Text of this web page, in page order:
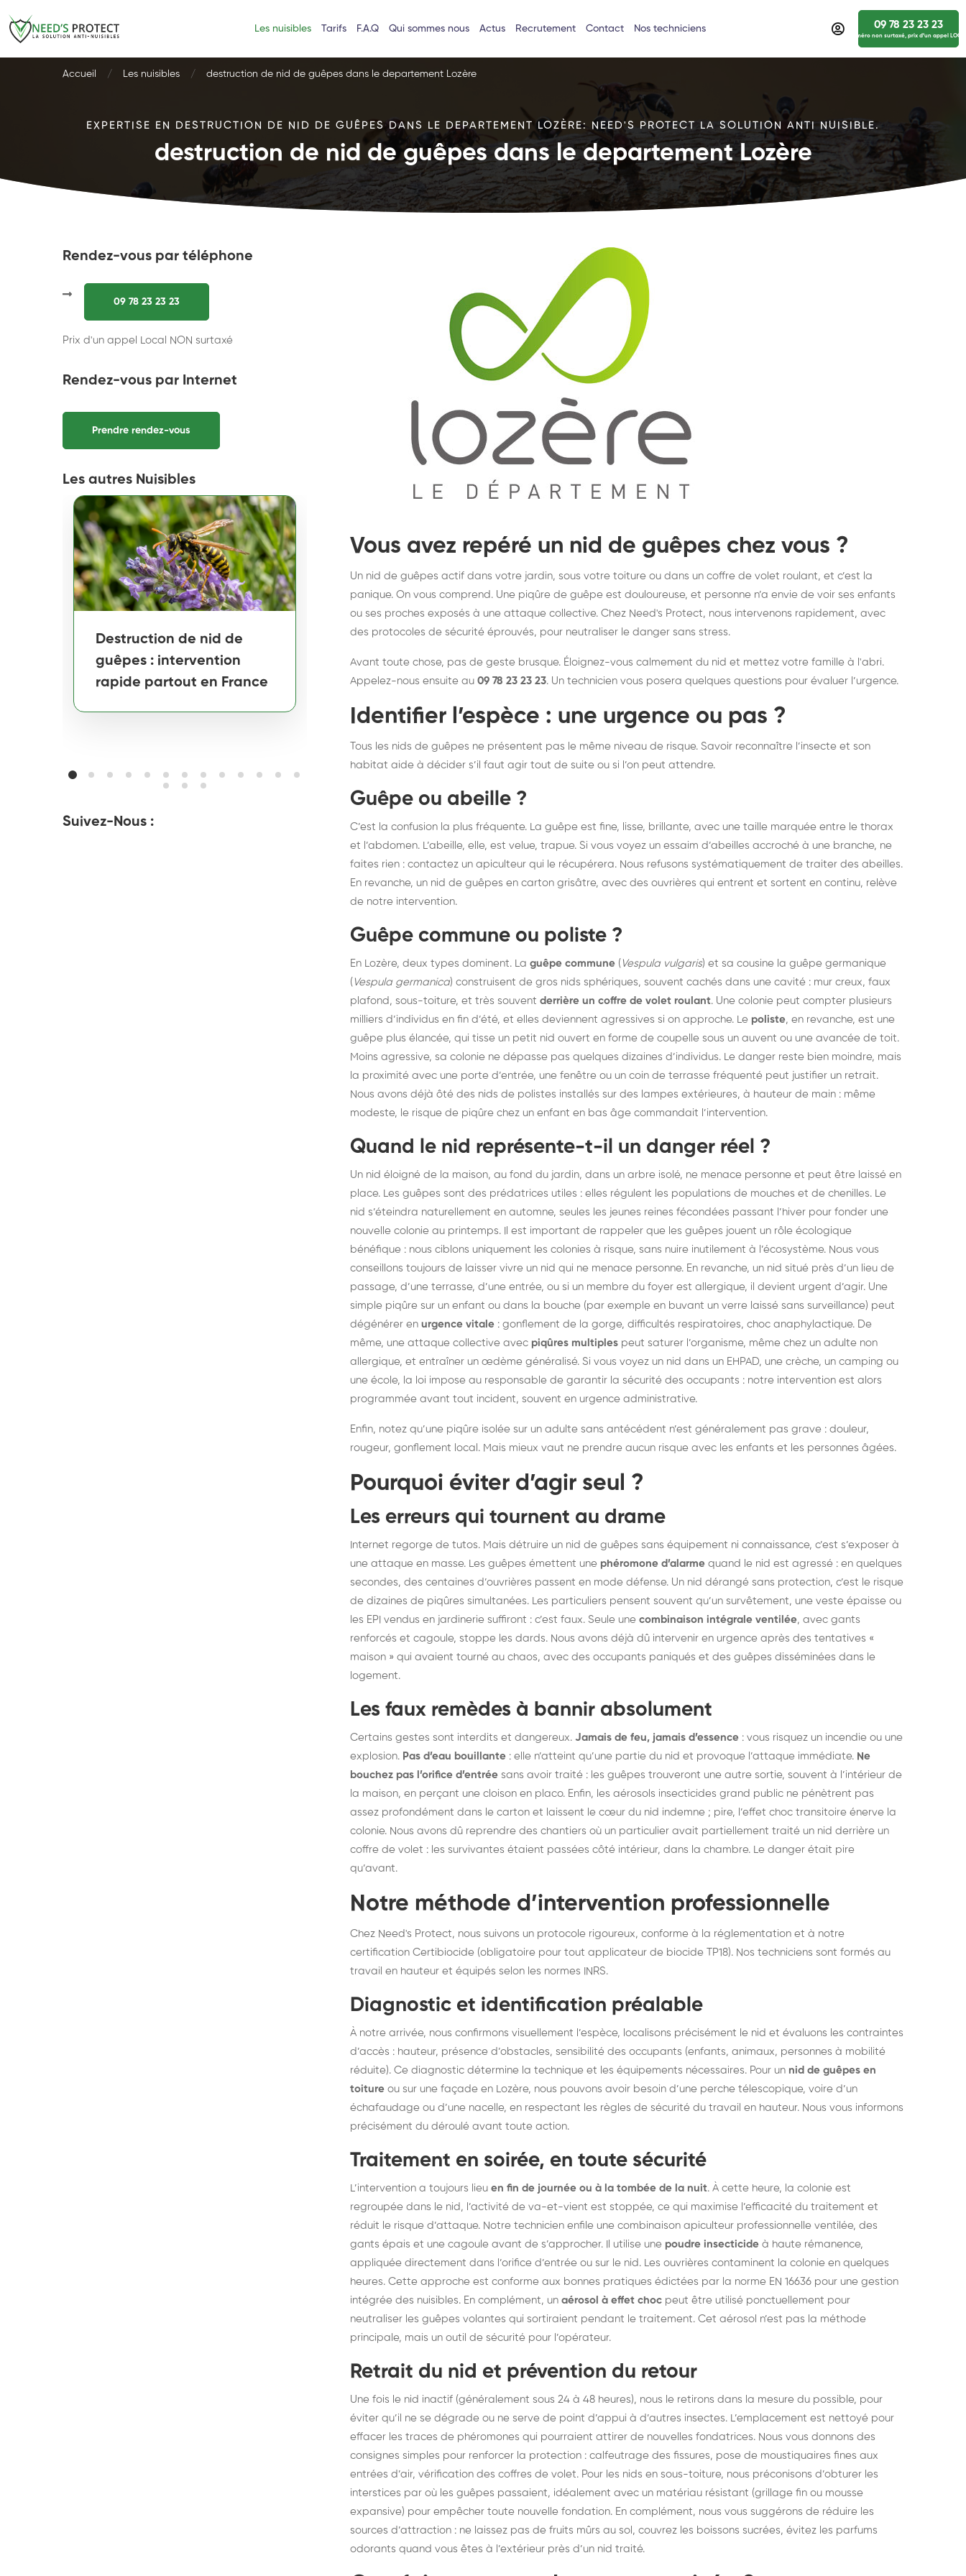
Les nuisibles Tarifs F.A.Q Qui sommes nous Actus Recrutement Contact Nos techniciens 09 78 23 23 23
numéro non surtaxé, prix d’un appel
Accueil Les nuisibles destruction de nid de guêpes dans le departement Lozère
EXPERTISE EN DESTRUCTION DE NID DE GUÊPES DANS LE DEPARTEMENT LOZÈRE: NEED'S PROTECT LA SOLUTION ANTI NUISIBLE.
destruction de nid de guêpes dans le departement Lozère
Rendez-vous par téléphone
09 78 23 23 23
Prix d'un appel Local NON surtaxé
Rendez-vous par Internet
Prendre rendez-vous
Les autres Nuisibles
Destruction de nid de
guêpes : intervention
rapide partout en France
Destruction de nid de
frelons : intervention
rapide partout en France
Destruction de nid de
frelons asiatiques :
intervention partout en
souris,
Suivez-Nous :
Vous avez repéré un nid de guêpes chez vous ?
Un nid de guêpes actif dans votre jardin, sous votre toiture ou dans un coffre de volet roulant, et c’est la
panique. On vous comprend. Une piqûre de guêpe est douloureuse, et personne n’a envie de voir ses enfants
ou ses proches exposés à une attaque collective. Chez Need's Protect, nous intervenons rapidement, avec
des protocoles de sécurité éprouvés, pour neutraliser le danger sans stress.
Avant toute chose, pas de geste brusque. Éloignez-vous calmement du nid et mettez votre famille à l'abri.
Appelez-nous ensuite au 09 78 23 23 23. Un technicien vous posera quelques questions pour évaluer l’urgence.
Identifier l’espèce : une urgence ou pas ?
Tous les nids de guêpes ne présentent pas le même niveau de risque. Savoir reconnaître l’insecte et son
habitat aide à décider s’il faut agir tout de suite ou si l’on peut attendre.
Guêpe ou abeille ?
C’est la confusion la plus fréquente. La guêpe est fine, lisse, brillante, avec une taille marquée entre le thorax
et l’abdomen. L’abeille, elle, est velue, trapue. Si vous voyez un essaim d’abeilles accroché à une branche, ne
faites rien : contactez un apiculteur qui le récupérera. Nous refusons systématiquement de traiter des abeilles.
En revanche, un nid de guêpes en carton grisâtre, avec des ouvrières qui entrent et sortent en continu, relève
de notre intervention.
Guêpe commune ou poliste ?
En Lozère, deux types dominent. La guêpe commune ( Vespula vulgaris) et sa cousine la guêpe germanique
( Vespula germanica) construisent de gros nids sphériques, souvent cachés dans une cavité : mur creux, faux
plafond, sous-toiture, et très souvent derrière un coffre de volet roulant. Une colonie peut compter plusieurs
milliers d’individus en fin d’été, et elles deviennent agressives si on approche. Le poliste, en revanche, est une
guêpe plus élancée, qui tisse un petit nid ouvert en forme de coupelle sous un auvent ou une avancée de toit.
Moins agressive, sa colonie ne dépasse pas quelques dizaines d’individus. Le danger reste bien moindre, mais
la proximité avec une porte d’entrée, une fenêtre ou un coin de terrasse fréquenté peut justifier un retrait.
Nous avons déjà ôté des nids de polistes installés sur des lampes extérieures, à hauteur de main : même
modeste, le risque de piqûre chez un enfant en bas âge commandait l’intervention.
Quand le nid représente-t-il un danger réel ?
Un nid éloigné de la maison, au fond du jardin, dans un arbre isolé, ne menace personne et peut être laissé en
place. Les guêpes sont des prédatrices utiles : elles régulent les populations de mouches et de chenilles. Le
nid s’éteindra naturellement en automne, seules les jeunes reines fécondées passant l’hiver pour fonder une
nouvelle colonie au printemps. Il est important de rappeler que les guêpes jouent un rôle écologique
bénéfique : nous ciblons uniquement les colonies à risque, sans nuire inutilement à l’écosystème. Nous vous
conseillons toujours de laisser vivre un nid qui ne menace personne. En revanche, un nid situé près d’un lieu de
passage, d’une terrasse, d’une entrée, ou si un membre du foyer est allergique, il devient urgent d’agir. Une
simple piqûre sur un enfant ou dans la bouche (par exemple en buvant un verre laissé sans surveillance) peut
dégénérer en urgence vitale : gonflement de la gorge, difficultés respiratoires, choc anaphylactique. De
même, une attaque collective avec piqûres multiples peut saturer l’organisme, même chez un adulte non
allergique, et entraîner un œdème généralisé. Si vous voyez un nid dans un EHPAD, une crèche, un camping ou
une école, la loi impose au responsable de garantir la sécurité des occupants : notre intervention est alors
programmée avant tout incident, souvent en urgence administrative.
Enfin, notez qu’une piqûre isolée sur un adulte sans antécédent n’est généralement pas grave : douleur,
rougeur, gonflement local. Mais mieux vaut ne prendre aucun risque avec les enfants et les personnes âgées.
Pourquoi éviter d’agir seul ?
Les erreurs qui tournent au drame
Internet regorge de tutos. Mais détruire un nid de guêpes sans équipement ni connaissance, c’est s’exposer à
une attaque en masse. Les guêpes émettent une phéromone d’alarme quand le nid est agressé : en quelques
secondes, des centaines d’ouvrières passent en mode défense. Un nid dérangé sans protection, c’est le risque
de dizaines de piqûres simultanées. Les particuliers pensent souvent qu’un survêtement, une veste épaisse ou
les EPI vendus en jardinerie suffiront : c’est faux. Seule une combinaison intégrale ventilée, avec gants
renforcés et cagoule, stoppe les dards. Nous avons déjà dû intervenir en urgence après des tentatives «
maison » qui avaient tourné au chaos, avec des occupants paniqués et des guêpes disséminées dans le
logement.
Les faux remèdes à bannir absolument
Certains gestes sont interdits et dangereux. Jamais de feu, jamais d’essence : vous risquez un incendie ou une
explosion. Pas d’eau bouillante : elle n’atteint qu’une partie du nid et provoque l’attaque immédiate. Ne
bouchez pas l’orifice d’entrée sans avoir traité : les guêpes trouveront une autre sortie, souvent à l’intérieur de
la maison, en perçant une cloison en placo. Enfin, les aérosols insecticides grand public ne pénètrent pas
assez profondément dans le carton et laissent le cœur du nid indemne ; pire, l’effet choc transitoire énerve la
colonie. Nous avons dû reprendre des chantiers où un particulier avait partiellement traité un nid derrière un
coffre de volet : les survivantes étaient passées côté intérieur, dans la chambre. Le danger était pire
qu’avant.
Notre méthode d’intervention professionnelle
Chez Need's Protect, nous suivons un protocole rigoureux, conforme à la réglementation et à notre
certification Certibiocide (obligatoire pour tout applicateur de biocide TP18). Nos techniciens sont formés au
travail en hauteur et équipés selon les normes INRS.
Diagnostic et identification préalable
À notre arrivée, nous confirmons visuellement l’espèce, localisons précisément le nid et évaluons les contraintes
d’accès : hauteur, présence d’obstacles, sensibilité des occupants (enfants, animaux, personnes à mobilité
réduite). Ce diagnostic détermine la technique et les équipements nécessaires. Pour un nid de guêpes en
toiture ou sur une façade en Lozère, nous pouvons avoir besoin d’une perche télescopique, voire d’un
échafaudage ou d’une nacelle, en respectant les règles de sécurité du travail en hauteur. Nous vous informons
précisément du déroulé avant toute action.
Traitement en soirée, en toute sécurité
L’intervention a toujours lieu en fin de journée ou à la tombée de la nuit. À cette heure, la colonie est
regroupée dans le nid, l’activité de va-et-vient est stoppée, ce qui maximise l’efficacité du traitement et
réduit le risque d’attaque. Notre technicien enfile une combinaison apiculteur professionnelle ventilée, des
gants épais et une cagoule avant de s’approcher. Il utilise une poudre insecticide à haute rémanence,
appliquée directement dans l’orifice d’entrée ou sur le nid. Les ouvrières contaminent la colonie en quelques
heures. Cette approche est conforme aux bonnes pratiques édictées par la norme EN 16636 pour une gestion
intégrée des nuisibles. En complément, un aérosol à effet choc peut être utilisé ponctuellement pour
neutraliser les guêpes volantes qui sortiraient pendant le traitement. Cet aérosol n’est pas la méthode
principale, mais un outil de sécurité pour l’opérateur.
Retrait du nid et prévention du retour
Une fois le nid inactif (généralement sous 24 à 48 heures), nous le retirons dans la mesure du possible, pour
éviter qu’il ne se dégrade ou ne serve de point d’appui à d’autres insectes. L’emplacement est nettoyé pour
effacer les traces de phéromones qui pourraient attirer de nouvelles fondatrices. Nous vous donnons des
consignes simples pour renforcer la protection : calfeutrage des fissures, pose de moustiquaires fines aux
entrées d’air, vérification des coffres de volet. Pour les nids en sous-toiture, nous préconisons d’obturer les
interstices par où les guêpes passaient, idéalement avec un matériau résistant (grillage fin ou mousse
expansive) pour empêcher toute nouvelle fondation. En complément, nous vous suggérons de réduire les
sources d’attraction : ne laissez pas de fruits mûrs au sol, couvrez les boissons sucrées, évitez les parfums
odorants quand vous êtes à l’extérieur près d’un nid traité.